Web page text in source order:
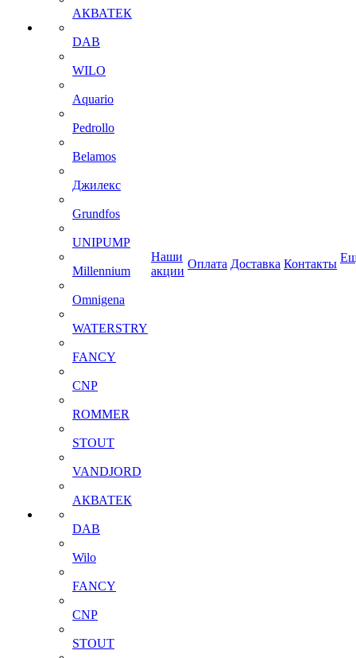
АКВАТЕК
DAB
WILO
Aquario
Pedrollo
Belamos
Джилекс
Grundfos
UNIPUMP
Millennium
Omnigena
WATERSTRY
FANCY
CNP
ROMMER
STOUT
VANDJORD
АКВАТЕК
DAB
Wilo
FANCY
CNP
STOUT
Наши
акции
Оплата Доставка Контакты